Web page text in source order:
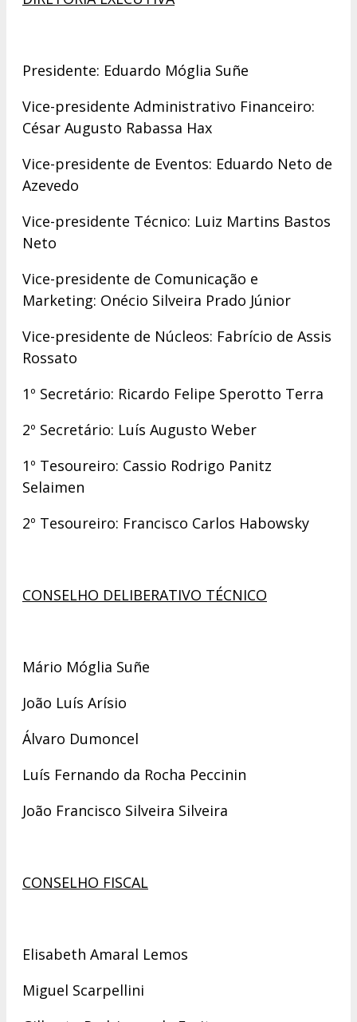
Presidente: Eduardo Móglia Suñe
Vice-presidente Administrativo Financeiro:
César Augusto Rabassa Hax
Vice-presidente de Eventos: Eduardo Neto de
Azevedo
Vice-presidente Técnico: Luiz Martins Bastos
Neto
Vice-presidente de Comunicação e
Marketing: Onécio Silveira Prado Júnior
Vice-presidente de Núcleos: Fabrício de Assis
Rossato
1º Secretário: Ricardo Felipe Sperotto Terra
2º Secretário: Luís Augusto Weber
1º Tesoureiro: Cassio Rodrigo Panitz
Selaimen
2º Tesoureiro: Francisco Carlos Habowsky
CONSELHO DELIBERATIVO TÉCNICO
Mário Móglia Suñe
João Luís Arísio
Álvaro Dumoncel
Luís Fernando da Rocha Peccinin
João Francisco Silveira Silveira
CONSELHO FISCAL
Elisabeth Amaral Lemos
Miguel Scarpellini